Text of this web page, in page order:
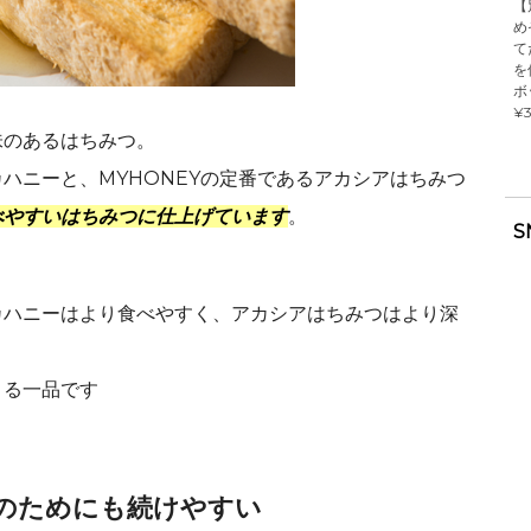
あるはちみつ。
ニーと、MYHONEYの定番であるアカシアはちみつ
すいはちみつに仕上げています。
ニーはより食べやすく、アカシアはちみつはより深
一品です
ためにも続けやすい
め
て